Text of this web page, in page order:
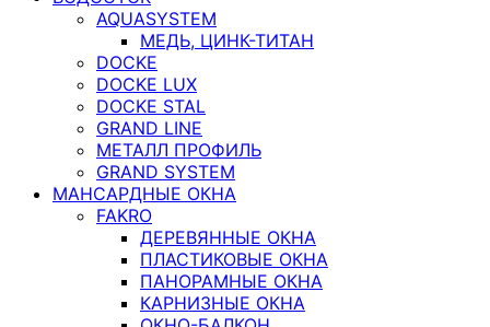
AQUASYSTEM
МЕДЬ, ЦИНК-ТИТАН
DOCKE
DOCKE LUX
DOCKE STAL
GRAND LINE
МЕТАЛЛ ПРОФИЛЬ
GRAND SYSTEM
МАНСАРДНЫЕ ОКНА
FAKRO
ДЕРЕВЯННЫЕ ОКНА
ПЛАСТИКОВЫЕ ОКНА
ПАНОРАМНЫЕ ОКНА
КАРНИЗНЫЕ ОКНА